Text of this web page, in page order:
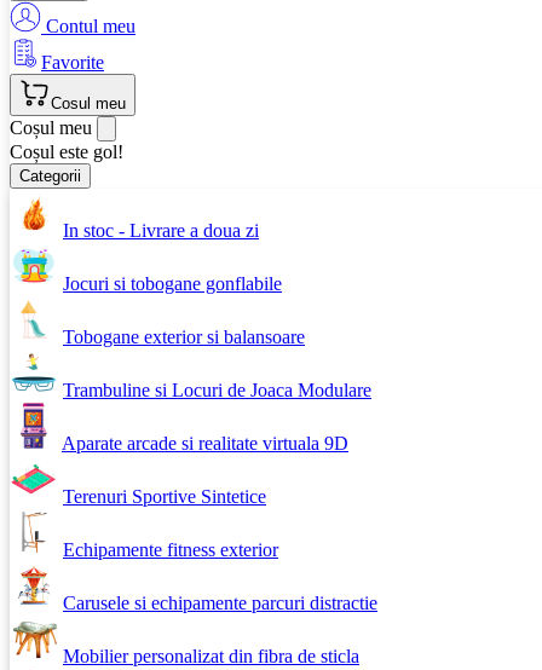
Contul meu
Favorite
Cosul meu
Coșul meu
Coșul este gol!
Categorii
In stoc - Livrare a doua zi
Jocuri si tobogane gonflabile
Tobogane exterior si balansoare
Trambuline si Locuri de Joaca Modulare
Aparate arcade si realitate virtuala 9D
Terenuri Sportive Sintetice
Echipamente fitness exterior
Carusele si echipamente parcuri distractie
Mobilier personalizat din fibra de sticla